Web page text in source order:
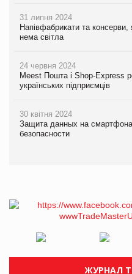
31 липня 2024
Напівфабрикати та консерви,
нема світла
24 червня 2024
Meest Пошта і Shop-Express
українських підприємців
30 квітня 2024
Защита данных на
безопасности
ЖУРНАЛ